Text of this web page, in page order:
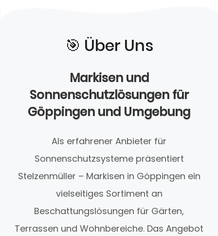
🎯️ Über Uns
Markisen und
Sonnenschutzlösungen für
Göppingen und Umgebung
Als erfahrener Anbieter für
Sonnenschutzsysteme präsentiert
Stelzenmüller – Markisen in Göppingen ein
vielseitiges Sortiment an
Beschattungslösungen für Gärten,
Terrassen und Wohnbereiche. Das Angebot